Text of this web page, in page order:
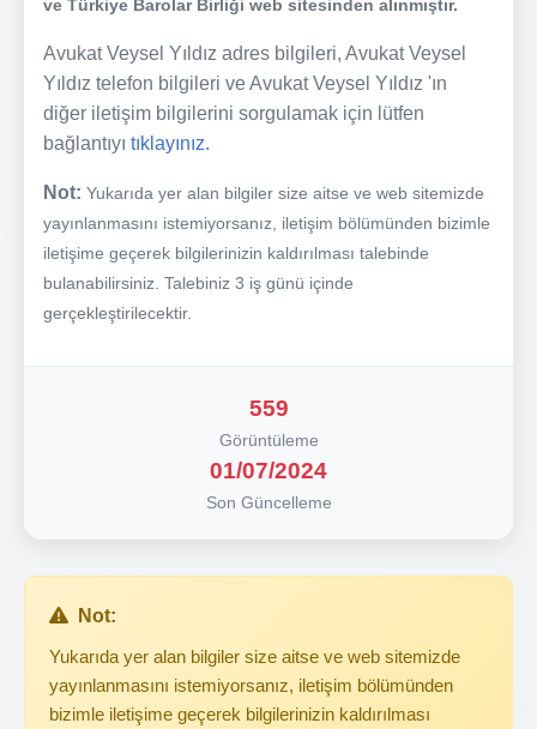
ve Türkiye Barolar Birliği web sitesinden alınmıştır.
Avukat Veysel Yıldız adres bilgileri, Avukat Veysel
Yıldız telefon bilgileri ve Avukat Veysel Yıldız 'ın
diğer iletişim bilgilerini sorgulamak için lütfen
bağlantıyı tıklayınız.
Not: Yukarıda yer alan bilgiler size aitse ve web sitemizde
yayınlanmasını istemiyorsanız, iletişim bölümünden bizimle
iletişime geçerek bilgilerinizin kaldırılması talebinde
bulanabilirsiniz. Talebiniz 3 iş günü içinde
gerçekleştirilecektir.
559
Görüntüleme
01/07/2024
Son Güncelleme
Not:
Yukarıda yer alan bilgiler size aitse ve web sitemizde
yayınlanmasını istemiyorsanız, iletişim bölümünden
bizimle iletişime geçerek bilgilerinizin kaldırılması